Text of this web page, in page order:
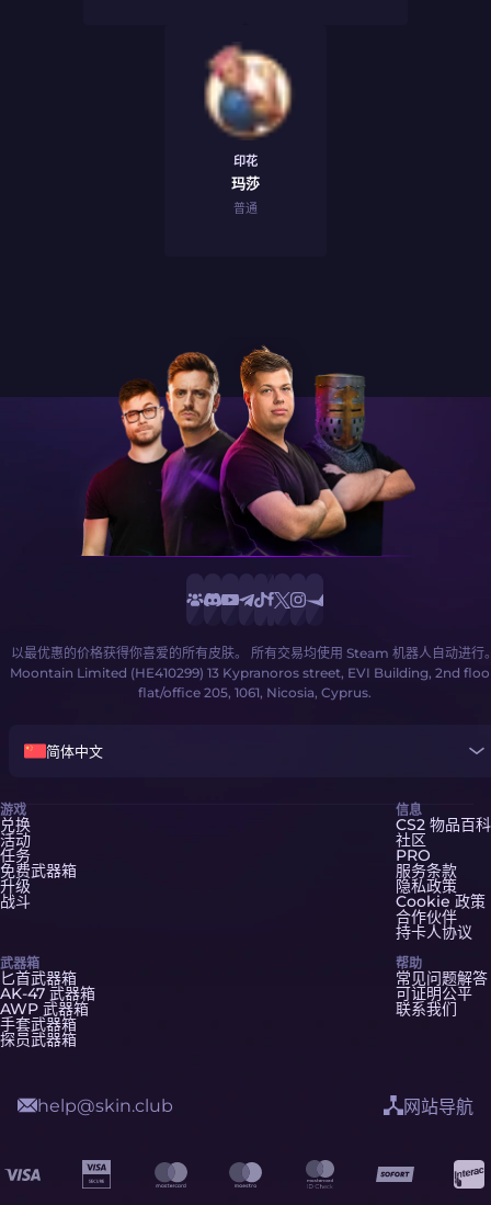
印花
玛莎
普通
以最优惠的价格获得你喜爱的所有皮肤。 所有交易均使用 Steam 机器人自动进行
Moontain Limited (HE410299) 13 Kypranoros street, EVI Building, 2nd
flat/office 205, 1061, Nicosia, Cyprus.
简体中文
游戏
兑换
活动
任务
免费武器箱
升级
战斗
武器箱
匕首武器箱
AK-47 武器箱
AWP 武器箱
手套武器箱
探员武器箱
信息
CS2 物品百科
社区
PRO
服务条款
隐私政策
Cookie 政策
合作伙伴
持卡人协议
帮助
常见问题解答
可证明公平
联系我们
help@skin.club 网站导航